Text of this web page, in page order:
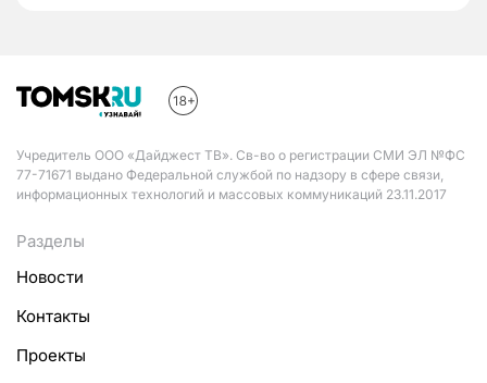
Учредитель ООО «Дайджест ТВ». Св-во о регистрации СМИ ЭЛ №ФС
77-71671 выдано Федеральной службой по надзору в сфере связи,
информационных технологий и массовых коммуникаций 23.11.2017
Разделы
Новости
Контакты
Проекты